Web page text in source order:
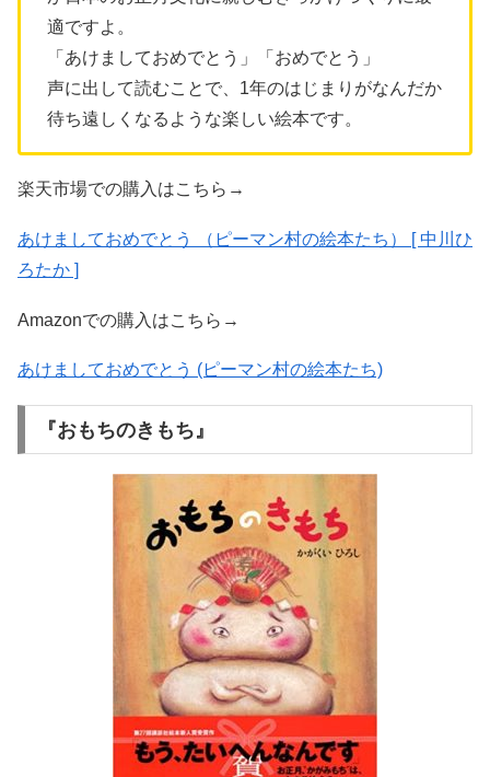
適ですよ。
「あけましておめでとう」「おめでとう」
声に出して読むことで、1年のはじまりがなんだか
待ち遠しくなるような楽しい絵本です。
楽天市場での購入はこちら→
あけましておめでとう （ピーマン村の絵本たち） [ 中川ひ
ろたか ]
Amazonでの購入はこちら→
あけましておめでとう (ピーマン村の絵本たち)
『おもちのきもち』